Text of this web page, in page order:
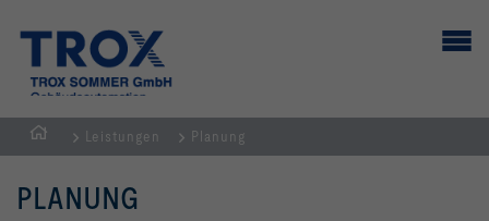
Home
Leistungen Planung
PLANUNG